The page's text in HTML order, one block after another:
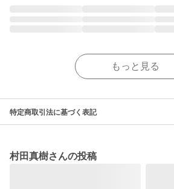
もっと見る
特定商取引法に基づく表記
村田真樹さんの投稿